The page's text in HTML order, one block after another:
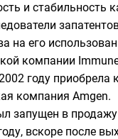
и стабильность
на его
компании
году приобрела
компания Amgen.
запущен в
вскоре после